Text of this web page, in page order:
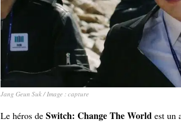
Jang Geun Suk / Image : capture
Le héros de Switch: Change The World est un